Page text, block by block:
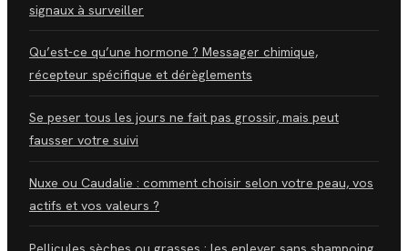
signaux à surveiller
Qu’est-ce qu’une hormone ? Messager chimique,
récepteur spécifique et dérèglements
Se peser tous les jours ne fait pas grossir, mais peut
fausser votre suivi
Nuxe ou Caudalie : comment choisir selon votre peau, vos
actifs et vos valeurs ?